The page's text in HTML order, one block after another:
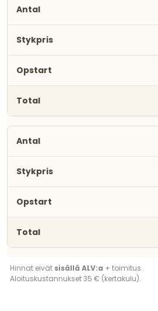
Hinnat eivät sisällä ALV:a + toimitus.
Aloituskustannukset 35 € (kertakulu).